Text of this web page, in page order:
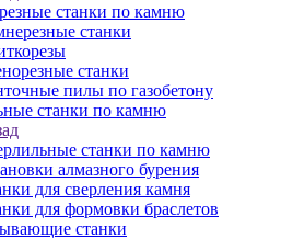
станки по камню
станки
станки
пилы по газобетону
станки по камню
станки по камню
алмазного бурения
для сверления камня
для формовки браслетов
станки